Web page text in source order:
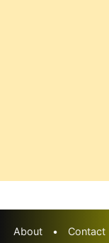
About • Contact